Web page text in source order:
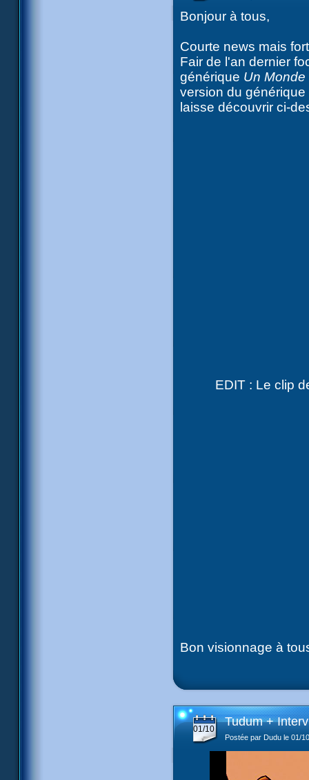
Bonjour à tous,
Courte news mais
Fair de l'an dernier
générique Un
version du
laisse découvrir ci-
EDIT : Le clip
Bon visionnage à
01/10
Tudum +
Postée par Dudu le 01/